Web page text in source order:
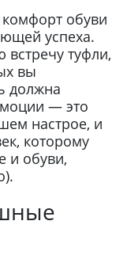
обуви
успеха.
встречу туфли,
вы
должна
— это
настрое, и
которому
и обуви,